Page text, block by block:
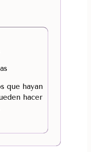
que hayan
hacer